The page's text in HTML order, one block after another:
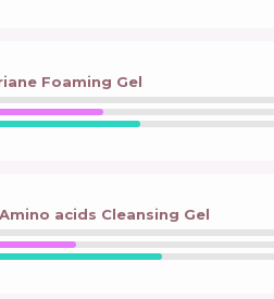
Foaming Gel
acids Cleansing Gel